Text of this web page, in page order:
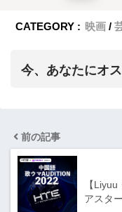
CATEGORY : 映画
今、あなたにオ
前の記事
【
アスタ